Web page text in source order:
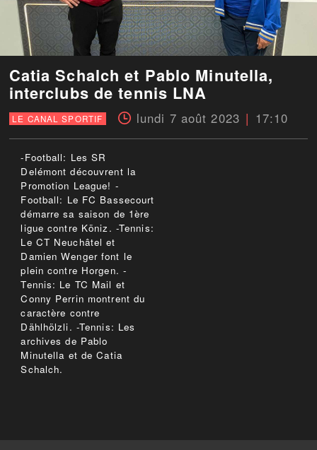
Catia Schalch et Pablo Minutella,
interclubs de tennis LNA
LE CANAL SPORTIF lundi 7 août 2023 17:10
-Football: Les SR
Delémont découvrent la
Promotion League! -
Football: Le FC Bassecourt
démarre sa saison de 1ère
ligue contre Köniz. -Tennis:
Le CT Neuchâtel et
Damien Wenger font le
plein contre Horgen. -
Tennis: Le TC Mail et
Conny Perrin montrent du
caractère contre
Dählhölzli. -Tennis: Les
archives de Pablo
Minutella et de Catia
Schalch.